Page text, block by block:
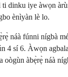
ti dinku iye àwọn
ènìyàn lè lo.
náà fúnni nígbà
4 sí 6. Àwọn
oògùn àbẹ̀rẹ̀ náà